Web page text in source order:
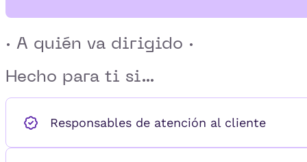
· A quién va dirigido ·
Hecho para ti si...
Responsables de atención al cliente